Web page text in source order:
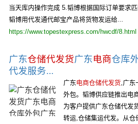
当天库内操作完成 5.韬博根据国际订单要求
韬博用代发通代邮宝产品将货物发运给...
https://www.topestexpress.com/hwcdf/8.html
广东仓储代发货广东电商仓库
代发服务...
广东电商仓储代发货,广东
外包。韬博供应链推出电
为客户提供广东仓储代发
转运,仓储集运代发。从仓